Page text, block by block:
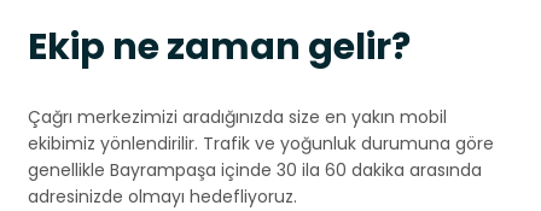
Ekip ne zaman gelir?
Çağrı merkezimizi aradığınızda size en yakın mobil
ekibimiz yönlendirilir. Trafik ve yoğunluk durumuna göre
genellikle Bayrampaşa içinde 30 ila 60 dakika arasında
adresinizde olmayı hedefliyoruz.